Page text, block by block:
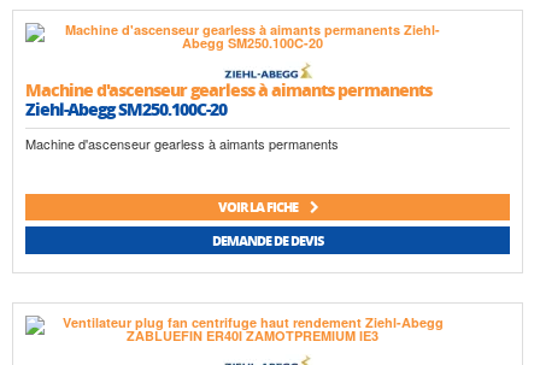
Machine d'ascenseur gearless à aimants permanents
Ziehl-Abegg SM250.100C-20
Machine d'ascenseur gearless à aimants permanents
VOIR LA FICHE
DEMANDE DE DEVIS